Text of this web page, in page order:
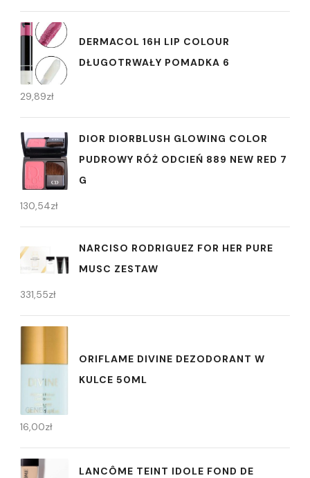
DERMACOL 16H LIP COLOUR
DŁUGOTRWAŁY POMADKA 6
29,89zł
DIOR DIORBLUSH GLOWING COLOR
PUDROWY RÓŻ ODCIEŃ 889 NEW RED 7
G
130,54zł
NARCISO RODRIGUEZ FOR HER PURE
MUSC ZESTAW
331,55zł
ORIFLAME DIVINE DEZODORANT W
KULCE 50ML
16,00zł
LANCÔME TEINT IDOLE FOND DE